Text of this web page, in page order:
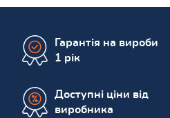
Гарантія на вироби
1 рік
Доступні ціни від
виробника